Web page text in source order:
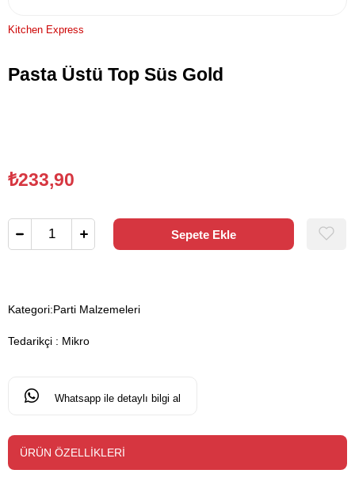
Kitchen Express
Pasta Üstü Top Süs Gold
₺233,90
Kategori:Parti Malzemeleri
Tedarikçi : Mikro
Whatsapp ile detaylı bilgi al
ÜRÜN ÖZELLIKLERI